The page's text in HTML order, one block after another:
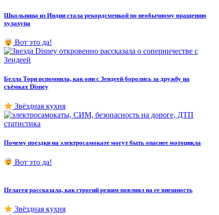
Школьница из Индии стала рекордсменкой по необычному вращению
хулахупа
Вот это да!
Белла Торн вспомнила, как они с Зендеей боролись за дружбу на
съёмках Disney
Звёздная кухня
Почему поездки на электросамокате могут быть опаснее мотоцикла
Вот это да!
Пелагея рассказала, как строгий режим повлиял на ее внешность
Звёздная кухня